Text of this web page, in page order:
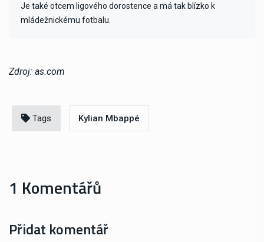
Je také otcem ligového dorostence a má tak blízko k
mládežnickému fotbalu.
Zdroj: as.com
Tags Kylian Mbappé
1 Komentářů
Přidat komentář